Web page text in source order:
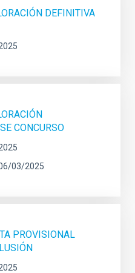
DEFINITIVA
CONCURSO
03/2025
PROVISIONAL